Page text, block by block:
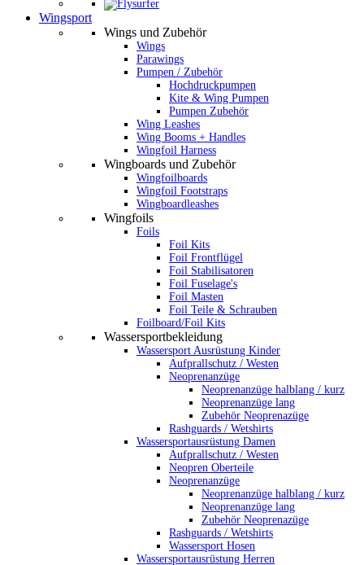
Wingsport
Wings und Zubehör
Wings
Parawings
Pumpen / Zubehör
Hochdruckpumpen
Kite & Wing Pumpen
Pumpen Zubehör
Wing Leashes
Wing Booms + Handles
Wingfoil Harness
Wingboards und Zubehör
Wingfoilboards
Wingfoil Footstraps
Wingboardleashes
Wingfoils
Foils
Foil Kits
Foil Frontflügel
Foil Stabilisatoren
Foil Fuselage's
Foil Masten
Foil Teile & Schrauben
Foilboard/Foil Kits
Wassersportbekleidung
Wassersport Ausrüstung Kinder
Aufprallschutz / Westen
Neoprenanzüge
Neoprenanzüge halblang / kurz
Neoprenanzüge lang
Zubehör Neoprenazüge
Rashguards / Wetshirts
Wassersportausrüstung Damen
Aufprallschutz / Westen
Neopren Oberteile
Neoprenanzüge
Neoprenanzüge halblang / kurz
Neoprenanzüge lang
Zubehör Neoprenazüge
Rashguards / Wetshirts
Wassersport Hosen
Wassersportausrüstung Herren